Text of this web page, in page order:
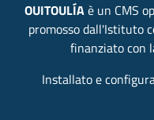
OUITOULÍAè un CMS
promosso dall'Istituto
finanziato con
Installato e